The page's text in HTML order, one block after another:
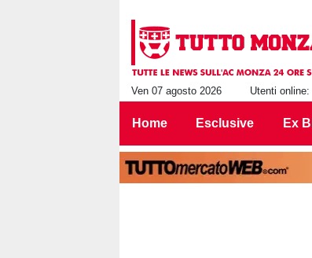
Ven 07 agosto 2026 Utenti online:
Home Esclusive Ex